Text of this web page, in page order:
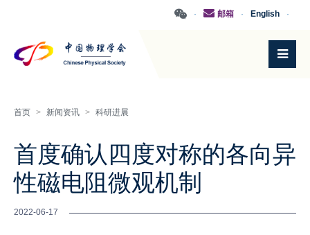
·
English
·
邮箱
·
首页 > 新闻资讯 > 科研进展
首度确认四度对称的各向异
性磁电阻微观机制
2022-06-17